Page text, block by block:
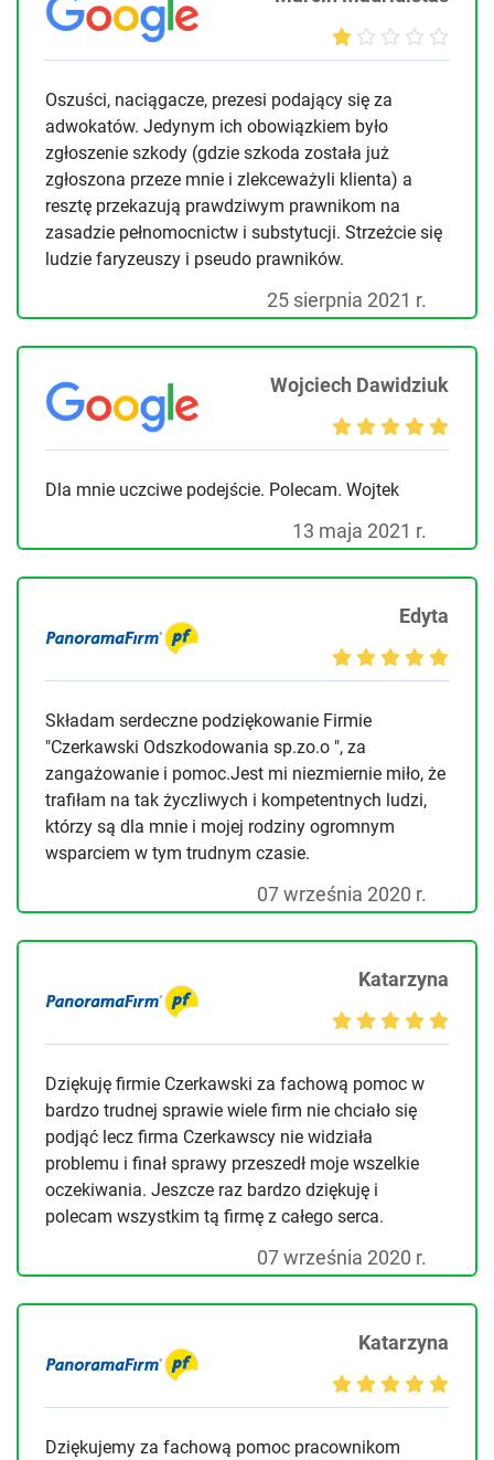
Oszuści, naciągacze, prezesi podający się za
adwokatów. Jedynym ich obowiązkiem było
zgłoszenie szkody (gdzie szkoda została już
zgłoszona przeze mnie i zlekceważyli klienta) a
resztę przekazują prawdziwym prawnikom na
zasadzie pełnomocnictw i substytucji. Strzeżcie się
ludzie faryzeuszy i pseudo prawników.
25 sierpnia 2021 r.
Wojciech Dawidziuk
Dla mnie uczciwe podejście. Polecam. Wojtek
13 maja 2021 r.
Edyta
Składam serdeczne podziękowanie Firmie
"Czerkawski Odszkodowania sp.zo.o ", za
zangażowanie i pomoc.Jest mi niezmiernie miło, że
trafiłam na tak życzliwych i kompetentnych ludzi,
którzy są dla mnie i mojej rodziny ogromnym
wsparciem w tym trudnym czasie.
07 września 2020 r.
Katarzyna
Dziękuję firmie Czerkawski za fachową pomoc w
bardzo trudnej sprawie wiele firm nie chciało się
podjąć lecz firma Czerkawscy nie widziała
problemu i finał sprawy przeszedł moje wszelkie
oczekiwania. Jeszcze raz bardzo dziękuję i
polecam wszystkim tą firmę z całego serca.
07 września 2020 r.
Katarzyna
Dziękujemy za fachową pomoc pracownikom